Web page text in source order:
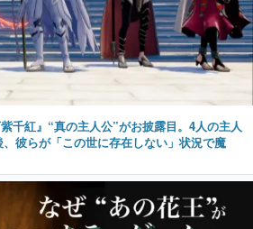
千紅』“真の主人公”がお披露目。4人の主人
彼らが「この世に存在しない」状況で魔